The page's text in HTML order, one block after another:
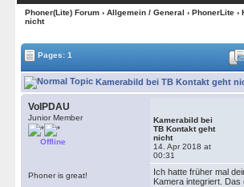
Phoner(Lite) Forum› Allgemein / General › PhonerLite›
nicht
Pages: 1
Kamerabild bei TB Kontakt geht
VoIPDAU
Junior Member
Offline
Phoner is great!
Kamerabild bei
TB Kontakt geht
nicht
14. Apr 2018 at
00:31
Ich hatte früher mal
Kamera integriert. Das